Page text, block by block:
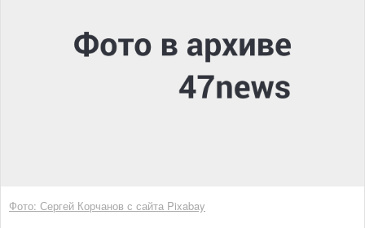
Фото: Сергей Корчанов с сайта Pixabay